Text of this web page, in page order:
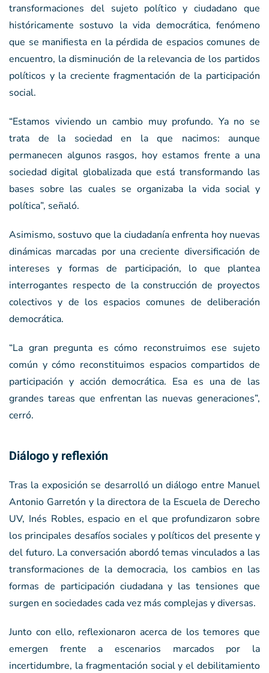
transformaciones del sujeto político y ciudadano que
históricamente sostuvo la vida democrática, fenómeno
que se manifiesta en la pérdida de espacios comunes de
encuentro, la disminución de la relevancia de los partidos
políticos y la creciente fragmentación de la participación
social.
“Estamos viviendo un cambio muy profundo. Ya no se
trata de la sociedad en la que nacimos: aunque
permanecen algunos rasgos, hoy estamos frente a una
sociedad digital globalizada que está transformando las
bases sobre las cuales se organizaba la vida social y
política”, señaló.
Asimismo, sostuvo que la ciudadanía enfrenta hoy nuevas
dinámicas marcadas por una creciente diversificación de
intereses y formas de participación, lo que plantea
interrogantes respecto de la construcción de proyectos
colectivos y de los espacios comunes de deliberación
democrática.
“La gran pregunta es cómo reconstruimos ese sujeto
común y cómo reconstituimos espacios compartidos de
participación y acción democrática. Esa es una de las
grandes tareas que enfrentan las nuevas generaciones”,
cerró.
Diálogo y reflexión
Tras la exposición se desarrolló un diálogo entre Manuel
Antonio Garretón y la directora de la Escuela de Derecho
UV, Inés Robles, espacio en el que profundizaron sobre
los principales desafíos sociales y políticos del presente y
del futuro. La conversación abordó temas vinculados a las
transformaciones de la democracia, los cambios en las
formas de participación ciudadana y las tensiones que
surgen en sociedades cada vez más complejas y diversas.
Junto con ello, reflexionaron acerca de los temores que
emergen frente a escenarios marcados por la
incertidumbre, la fragmentación social y el debilitamiento